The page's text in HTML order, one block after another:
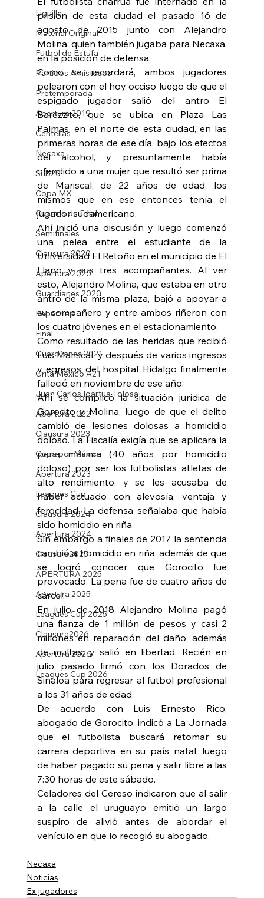
Liguilla
Material Original
Futbol de Estufa
Partidos Amistosos
Pretemporada
Apertura 2019
Centellas
Necaxa
Sub20
Copa MX
Cuartos de Final
Semifinales
Clausura 2020
Apertura 2020
Guardianes 2020
Repechaje
Final
Guard1anes 2021
Grita México A21
Juan Carlos Igartua Tolosa
Apertura 2022
Clausura 2023
Copa por México
Apertura 2023
Leagues Cup
Clausura 2024
Apertura 2024
Clausura2025
APERTURA 2025
Apertura 2025
Leagues Cup 2025
Clausura2026
Apertura 2026
Leagues Cup 2026
prisión de esta ciudad el pasado 16 de
agosto de 2015 junto con Alejandro
Molina, quien también jugaba para Necaxa,
en la posición de defensa.
Como se recordará, ambos jugadores
pelearon con el hoy occiso luego de que el
espigado jugador salió del antro El
Barezzito, que se ubica en Plaza Las
Palmas, en el norte de esta ciudad, en las
primeras horas de ese día, bajo los efectos
del alcohol, y presuntamente había
ofendido a una mujer que resultó ser prima
de Mariscal, de 22 años de edad, los
mismos que en ese entonces tenía el
jugador sudamericano.
Ahí inició una discusión y luego comenzó
una pelea entre el estudiante de la
Universidad El Retoño en el municipio de El
Llano y sus tres acompañantes. Al ver
esto, Alejandro Molina, que estaba en otro
antro de la misma plaza, bajó a apoyar a
su compañero y entre ambos riñeron con
los cuatro jóvenes en el estacionamiento.
Como resultado de las heridas que recibió
Luis Mariscal, y después de varios ingresos
y egresos del hospital Hidalgo finalmente
falleció en noviembre de ese año.
Ahí se complicó la situación jurídica de
Gorocito y Molina, luego de que el delito
cambió de lesiones dolosas a homicidio
doloso. La Fiscalía exigía que se aplicara la
pena máxima (40 años por homicidio
doloso) por ser los futbolistas atletas de
alto rendimiento, y se les acusaba de
haber actuado con alevosía, ventaja y
ferocidad. La defensa señalaba que había
sido homicidio en riña.
Sin embargo a finales de 2017 la sentencia
cambió a homicidio en riña, además de que
se logró conocer que Gorocito fue
provocado. La pena fue de cuatro años de
cárcel.
En julio de 2018 Alejandro Molina pagó
una fianza de 1 millón de pesos y casi 2
millones en reparación del daño, además
de multas, y salió en libertad. Recién en
julio pasado firmó con los Dorados de
Sinaloa para regresar al futbol profesional
a los 31 años de edad.
De acuerdo con Luis Ernesto Rico,
abogado de Gorocito, indicó a La Jornada
que el futbolista buscará retomar su
carrera deportiva en su país natal, luego
de haber pagado su pena y salir libre a las
7:30 horas de este sábado.
Celadores del Cereso indicaron que al salir
a la calle el uruguayo emitió un largo
suspiro de alivió antes de abordar el
vehículo en que lo recogió su abogado.
Necaxa
Noticias
Ex-jugadores